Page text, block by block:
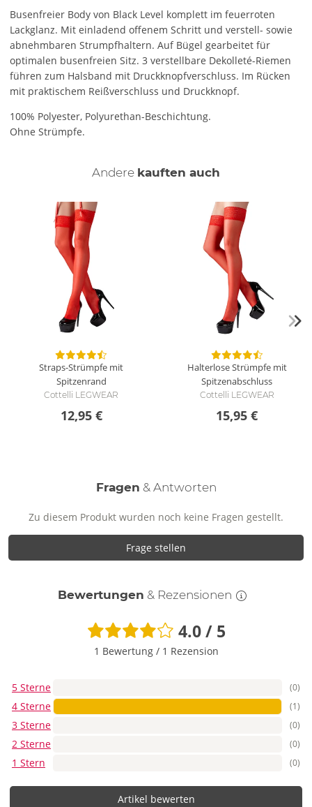
Busenfreier Body von Black Level komplett im feuerroten
Lackglanz. Mit einladend offenem Schritt und verstell- sowie
abnehmbaren Strumpfhaltern. Auf Bügel gearbeitet für
optimalen busenfreien Sitz. 3 verstellbare Dekolleté-Riemen
führen zum Halsband mit Druckknopfverschluss. Im Rücken
mit praktischem Reißverschluss und Druckknopf.
100% Polyester, Polyurethan-Beschichtung.
Ohne Strümpfe.
Andere kauften auch
Straps-Strümpfe mit
Spitzenrand
Cottelli LEGWEAR
12,95 €
Halterlose Strümpfe mit
Spitzenabschluss
Cottelli LEGWEAR
15,95 €
Fragen & Antworten
Zu diesem Produkt wurden noch keine Fragen gestellt.
Frage stellen
Bewertungen & Rezensionen
4.0 / 5
1 Bewertung / 1 Rezension
5 Sterne (0)
4 Sterne (1)
3 Sterne (0)
2 Sterne (0)
1 Stern (0)
Artikel bewerten